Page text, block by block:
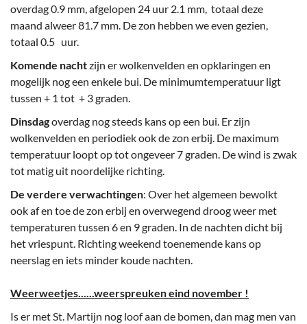
overdag 0.9 mm, afgelopen 24 uur 2.1 mm, totaal deze
maand alweer 81.7 mm. De zon hebben we even gezien,
totaal 0.5 uur.
Komende nachtzijn er wolkenvelden en opklaringen en
mogelijk nog een enkele bui. De minimumtemperatuur ligt
tussen + 1 tot + 3 graden.
Dinsdagoverdag nog steeds kans op een bui. Er zijn
wolkenvelden en periodiek ook de zon erbij. De maximum
temperatuur loopt op tot ongeveer 7 graden. De wind is zwak
tot matig uit noordelijke richting.
De verdere verwachtingen: Over het algemeen bewolkt
ook af en toe de zon erbij en overwegend droog weer met
temperaturen tussen 6 en 9 graden. In de nachten dicht bij
het vriespunt. Richting weekend toenemende kans op
neerslag en iets minder koude nachten.
Weerweetjes......weerspreuken eind november !
Is er met St. Martijn nog loof aan de bomen, dan mag men van